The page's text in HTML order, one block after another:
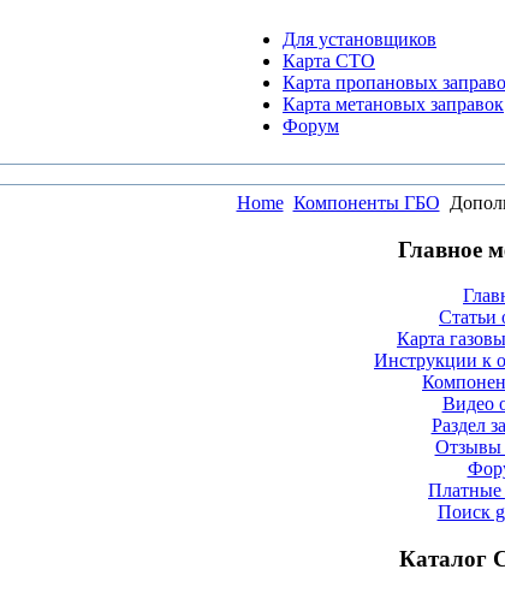
Для установщиков
Карта СТО
Карта пропановых
Карта метановых заправок
Форум
Home Компоненты ГБО
Главное
Статьи
Карта
Инструкции к
Видео
Раздел
Платные
Поиск
Каталог